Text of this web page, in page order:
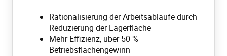
Rationalisierung der Arbeitsabläufe durch
Reduzierung der Lagerfläche
Mehr Effizienz, über 50 %
Betriebsflächengewinn